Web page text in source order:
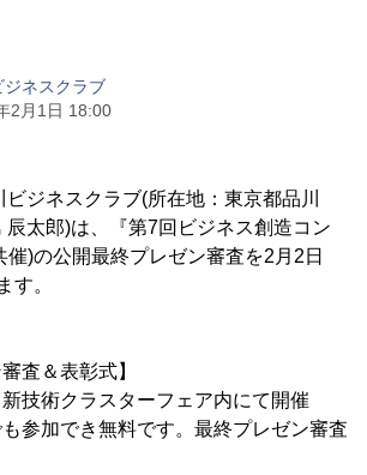
ネスクラブ
2月1日 18:00
ジネスクラブ(所在地：東京都品川
辰太郎)は、『第7回ビジネス創造コン
催)の公開最終プレゼン審査を2月2日
す。
査＆表彰式】
技術クラスターフェア内にて開催
参加でき無料です。最終プレゼン審査